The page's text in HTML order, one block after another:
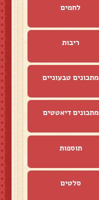
לחמים
ריבות
מתכונים טבעוניים
מתכונים דיאטטים
תוספות
סלטים